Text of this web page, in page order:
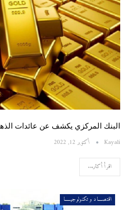
البنك المركزي يكشف عن عائدات
Kayali أكتوبر 12, 2022
اقرأ أكثر...
اقتصــــاد و تكنولوجيـــــا